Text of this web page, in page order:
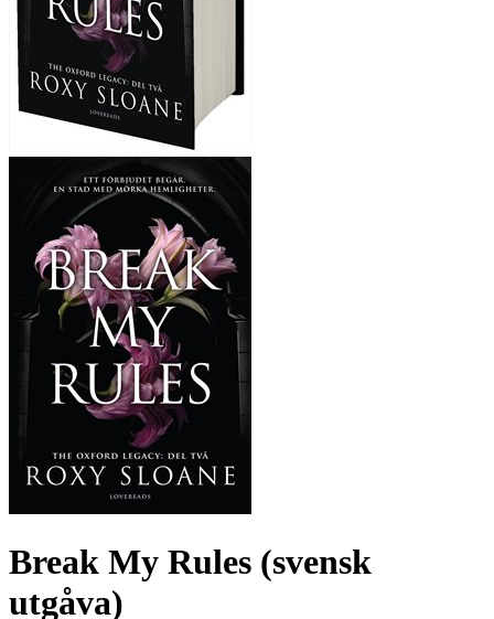
Break My Rules (svensk
utgåva)